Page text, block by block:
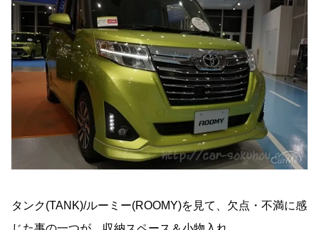
タンク(TANK)/ルーミー(ROOMY)を見て、欠点・不満に感